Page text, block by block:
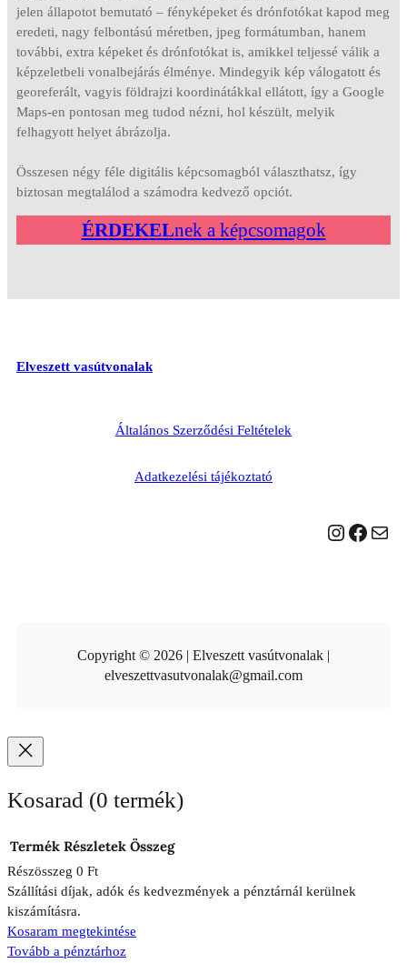
jelen állapotot bemutató – fényképeket és drónfotókat kapod meg
eredeti, nagy felbontású méretben, jpeg formátumban, hanem
további, extra képeket és drónfotókat is, amikkel teljessé válik a
képzeletbeli vonalbejárás élménye. Mindegyik kép válogatott és
georeferált, vagyis földrajzi koordinátákkal ellátott, így a Google
Maps-en pontosan meg tudod nézni, hol készült, melyik
felhagyott helyet ábrázolja.
Összesen négy féle digitális képcsomagból választhatsz, így
biztosan megtalálod a számodra kedvező opciót.
ÉRDEKELnek a képcsomagok
Elveszett vasútvonalak
Általános Szerződési Feltételek
Adatkezelési tájékoztató
Instagram Facebook Mail
Copyright © 2026 | Elveszett vasútvonalak |
elveszettvasutvonalak@gmail.com
Kosarad (0 termék)
Termékek
a
kosárban
Termék Részletek Összeg
Részösszeg 0 Ft
Szállítási díjak, adók és kedvezmények a pénztárnál kerülnek
kiszámításra.
Kosaram megtekintése
Tovább a pénztárhoz